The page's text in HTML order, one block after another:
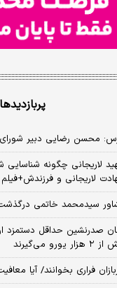
محسن رضایی دبیر
لاریجانی چگونه شناسایی
لاریجانی و فرزندش+فیلم
سیدمحمد خاتمی
صدرنشین حداقل دستمزد
یورو می‌گیرند
فراری بخوانند/ آیا